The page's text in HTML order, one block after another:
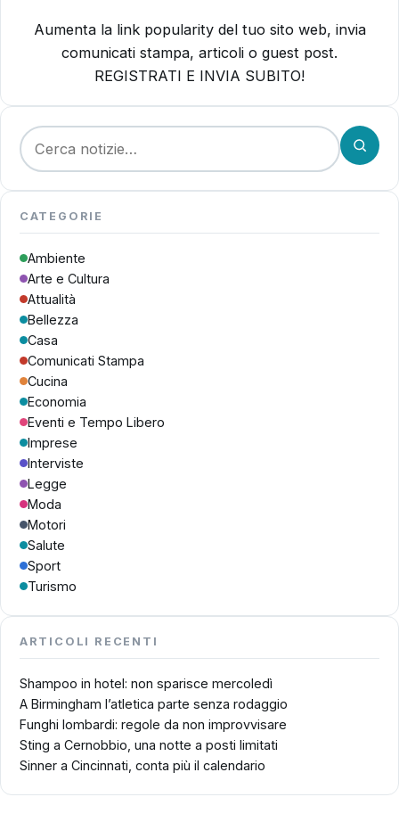
Aumenta la link popularity del tuo sito web, invia
comunicati stampa, articoli o guest post.
REGISTRATI E INVIA SUBITO!
Cerca:
CATEGORIE
Ambiente
Arte e Cultura
Attualità
Bellezza
Casa
Comunicati Stampa
Cucina
Economia
Eventi e Tempo Libero
Imprese
Interviste
Legge
Moda
Motori
Salute
Sport
Turismo
ARTICOLI RECENTI
Shampoo in hotel: non sparisce mercoledì
A Birmingham l’atletica parte senza rodaggio
Funghi lombardi: regole da non improvvisare
Sting a Cernobbio, una notte a posti limitati
Sinner a Cincinnati, conta più il calendario